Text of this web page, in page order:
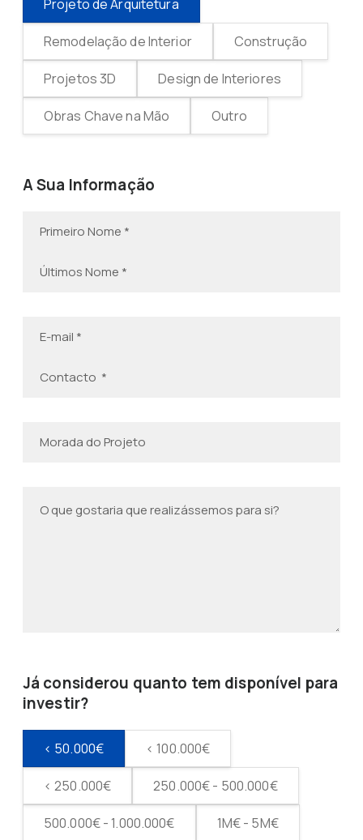
Projeto de Arquitetura
Remodelação de Interior Construção
Projetos 3D Design de Interiores
Obras Chave na Mão Outro
A Sua Informação
Já considerou quanto tem disponível para
investir?
< 50.000€ < 100.000€
< 250.000€ 250.000€ - 500.000€
500.000€ - 1.000.000€ 1M€ - 5M€